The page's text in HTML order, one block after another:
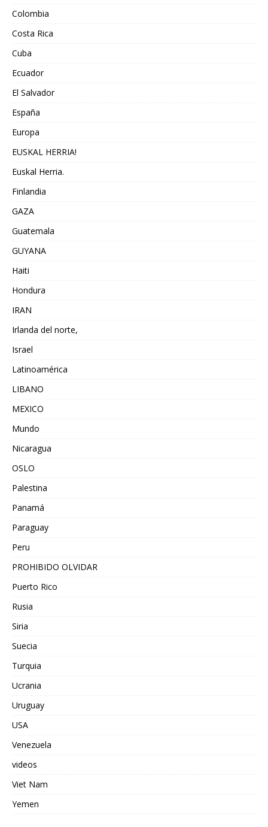
Colombia
Costa Rica
Cuba
Ecuador
El Salvador
España
Europa
EUSKAL HERRIA!
Euskal Herria.
Finlandia
GAZA
Guatemala
GUYANA
Haiti
Hondura
IRAN
Irlanda del norte,
Israel
Latinoamérica
LIBANO
MEXICO
Mundo
Nicaragua
OSLO
Palestina
Panamá
Paraguay
Peru
PROHIBIDO OLVIDAR
Puerto Rico
Rusia
Siria
Suecia
Turquia
Ucrania
Uruguay
USA
Venezuela
videos
Viet Nam
Yemen